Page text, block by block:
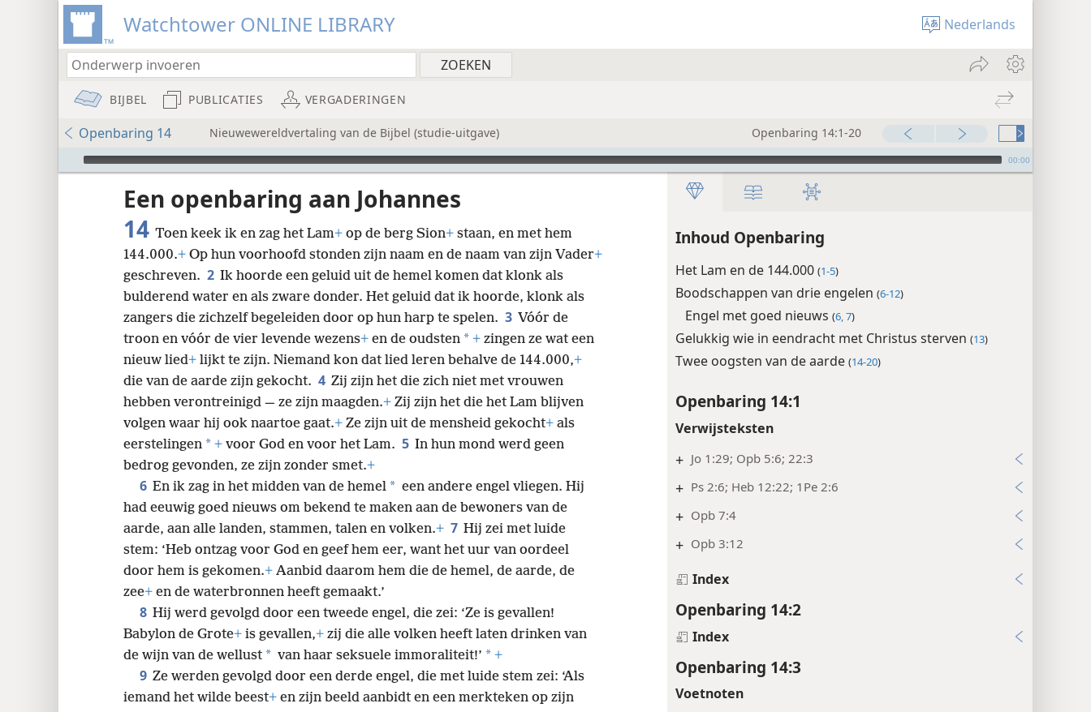
Watchtower ONLINE LIBRARY Nederlands
BIJBEL PUBLICATIES VERGADERINGEN
Openbaring 14 Nieuwewereldvertaling van de Bijbel (studie-uitgave) Openbaring 14:1-20
Audio Player 00:00
Inhoud Openbaring
Het Lam en de 144.000 (1-5)
Boodschappen van drie engelen (6-12)
Engel met goed nieuws (6, 7)
Gelukkig wie in eendracht met Christus sterven (13)
Twee oogsten van de aarde (14-20)
Openbaring 14:1
Verwijsteksten
+ Jo 1:29; Opb 5:6; 22:3
+ Ps 2:6; Heb 12:22; 1Pe 2:6
+ Opb 7:4
+ Opb 3:12
Index
Openbaring 14:2
Index
Openbaring 14:3
Voetnoten
Een openbaring aan Johannes
14 Toen keek ik en zag het Lam+ op de berg Sion+ staan, en met hem
144.000.+ Op hun voorhoofd stonden zijn naam en de naam van zijn Vader+
geschreven. 2 Ik hoorde een geluid uit de hemel komen dat klonk als
bulderend water en als zware donder. Het geluid dat ik hoorde, klonk als
zangers die zichzelf begeleiden door op hun harp te spelen. 3 Vóór de
troon en vóór de vier levende wezens+ en de oudsten * + zingen ze wat een
nieuw lied+ lijkt te zijn. Niemand kon dat lied leren behalve de 144.000,+
die van de aarde zijn gekocht. 4 Zij zijn het die zich niet met vrouwen
hebben verontreinigd — ze zijn maagden.+ Zij zijn het die het Lam blijven
volgen waar hij ook naartoe gaat.+ Ze zijn uit de mensheid gekocht+ als
eerstelingen * + voor God en voor het Lam. 5 In hun mond werd geen
bedrog gevonden, ze zijn zonder smet.+
6 En ik zag in het midden van de hemel * een andere engel vliegen. Hij
had eeuwig goed nieuws om bekend te maken aan de bewoners van de
aarde, aan alle landen, stammen, talen en volken.+ 7 Hij zei met luide
stem: ‘Heb ontzag voor God en geef hem eer, want het uur van oordeel
door hem is gekomen.+ Aanbid daarom hem die de hemel, de aarde, de
zee+ en de waterbronnen heeft gemaakt.’
8 Hij werd gevolgd door een tweede engel, die zei: ‘Ze is gevallen!
Babylon de Grote+ is gevallen,+ zij die alle volken heeft laten drinken van
de wijn van de wellust * van haar seksuele immoraliteit!’ * +
9 Ze werden gevolgd door een derde engel, die met luide stem zei: ‘Als
iemand het wilde beest+ en zijn beeld aanbidt en een merkteken op zijn